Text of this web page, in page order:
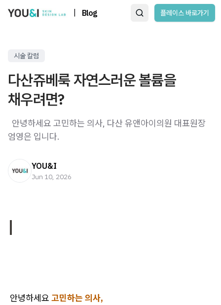
Blog 플레이스 바로가기
시술 칼럼
다산쥬베룩 자연스러운 볼륨을
채우려면?
​ ​ 안녕하세요 고민하는 의사, 다산 유앤아이의원 대표원장
엄영은 입니다. ​ ​ ​ ​
YOU&I
Jun 10, 2026
안녕하세요 고민하는 의사,